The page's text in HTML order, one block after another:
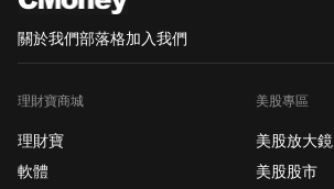
關於我們部落格加入我們
理財寶商城
理財寶
軟體
美股專區
美股放大鏡
美股股市